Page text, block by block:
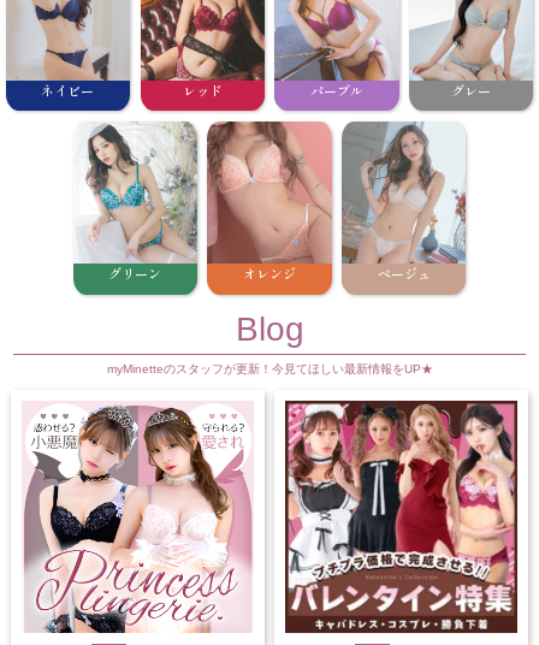
ネイビー レッド パープル グレー
グリーン オレンジ ベージュ
Blog
myMinetteのスタッフが更新！今見てほしい最新情報をUP★